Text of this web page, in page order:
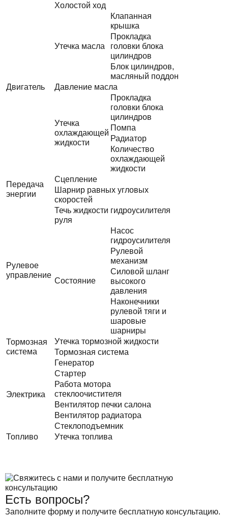
Двигатель
Холостой ход
Утечка масла
Клапанная
крышка
Прокладка
головки блока
цилиндров
Блок цилиндров,
масляный поддон
Давление масла
Утечка
охлаждающей
жидкости
Прокладка
головки блока
цилиндров
Помпа
Радиатор
Количество
охлаждающей
жидкости
Передача
энергии
Сцепление
Шарнир равных угловых
скоростей
Рулевое
управление
Течь жидкости гидроусилителя
руля
Состояние
Насос
гидроусилителя
Рулевой
механизм
Силовой шланг
высокого
давления
Наконечники
рулевой тяги и
шаровые
шарниры
Тормозная
система
Утечка тормозной жидкости
Тормозная система
Электрика
Генератор
Стартер
Работа мотора
стеклоочистителя
Вентилятор печки салона
Вентилятор радиатора
Стеклоподъемник
Топливо
Утечка топлива
Есть вопросы?
Заполните форму и получите бесплатную консультацию.